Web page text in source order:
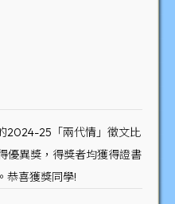
2024-25「兩代情」徵文比
優異獎，得獎者均獲得證書
恭喜獲獎同學!